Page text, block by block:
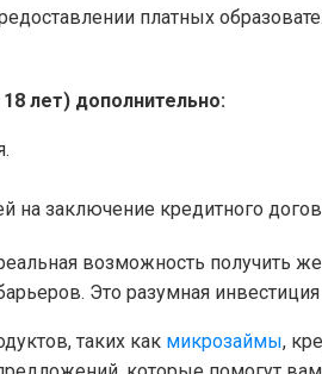
платных
лет) дополнительно:
на заключение кредитного
возможность получить
Это разумная
таких как микрозаймы,